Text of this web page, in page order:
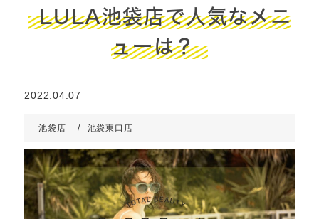
LULA池袋店で人気なメニ
ューは？
2022.04.07
池袋店 池袋東口店